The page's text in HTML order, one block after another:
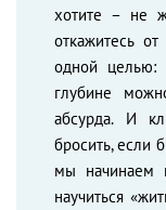
хотите – не
откажитесь
одной целью:
глубине
абсурда. И
бросить, если
мы начинаем
научиться